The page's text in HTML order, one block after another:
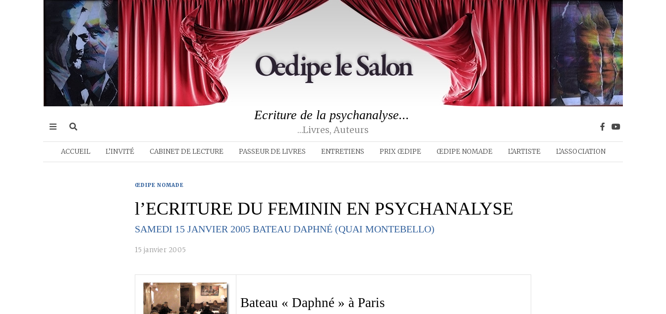
Ecriture de la psychanalyse...
…livres, Auteurs
ACCUEIL L’INVITÉ CABINET DE LECTURE PASSEUR DE LIVRES ENTRETIENS PRIX ŒDIPE ŒDIPE NOMADE L’ARTISTE L’ASSOCIATION
ŒDIPE NOMADE
l’ECRITURE DU FEMININ EN PSYCHANALYSE
SAMEDI 15 JANVIER 2005 BATEAU DAPHNÉ (QUAI MONTEBELLO)
15 janvier 2005
Bateau « Daphné » à Paris